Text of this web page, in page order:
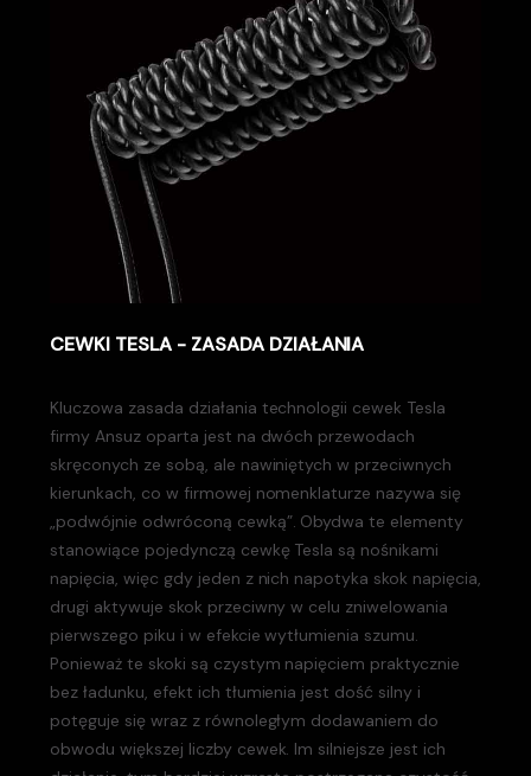
CEWKI TESLA - ZASADA DZIAŁANIA
Kluczowa zasada działania technologii cewek Tesla
firmy Ansuz oparta jest na dwóch przewodach
skręconych ze sobą, ale nawiniętych w przeciwnych
kierunkach, co w firmowej nomenklaturze nazywa się
„podwójnie odwróconą cewką”. Obydwa te elementy
stanowiące pojedynczą cewkę Tesla są nośnikami
napięcia, więc gdy jeden z nich napotyka skok napięcia,
drugi aktywuje skok przeciwny w celu zniwelowania
pierwszego piku i w efekcie wytłumienia szumu.
Ponieważ te skoki są czystym napięciem praktycznie
bez ładunku, efekt ich tłumienia jest dość silny i
potęguje się wraz z równoległym dodawaniem do
obwodu większej liczby cewek. Im silniejsze jest ich